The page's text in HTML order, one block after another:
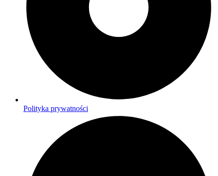
Polityka prywatności